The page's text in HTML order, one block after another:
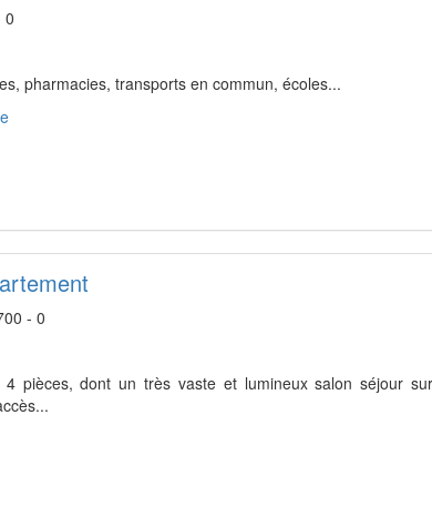
0
pharmacies, transports en commun, écoles...
- 0
4 pièces, dont un très vaste et lumineux salon séjour